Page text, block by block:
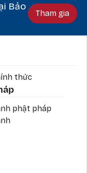
Bảo
Tham gia
thức
phật pháp